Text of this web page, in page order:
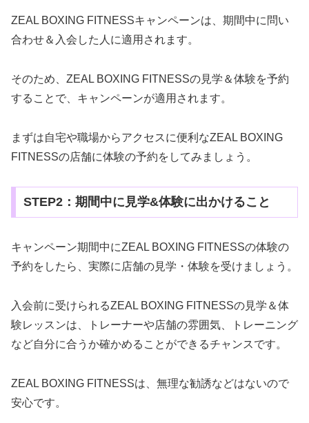
ZEAL BOXING FITNESSキャンペーンは、期間中に問い
合わせ＆入会した人に適用されます。
そのため、ZEAL BOXING FITNESSの見学＆体験を予約
することで、キャンペーンが適用されます。
まずは自宅や職場からアクセスに便利なZEAL BOXING
FITNESSの店舗に体験の予約をしてみましょう。
STEP2：期間中に見学&体験に出かけること
キャンペーン期間中にZEAL BOXING FITNESSの体験の
予約をしたら、実際に店舗の見学・体験を受けましょう。
入会前に受けられるZEAL BOXING FITNESSの見学＆体
験レッスンは、トレーナーや店舗の雰囲気、トレーニング
など自分に合うか確かめることができるチャンスです。
ZEAL BOXING FITNESSは、無理な勧誘などはないので
安心です。